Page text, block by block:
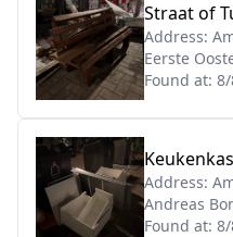
Straat of
Address:
Eerste
Found at:
Address:
Andreas
Found at: